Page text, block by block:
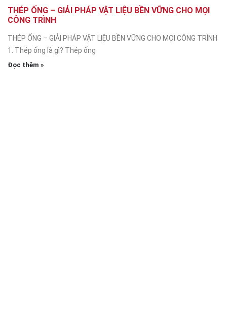
THÉP ỐNG – GIẢI PHÁP VẬT LIỆU BỀN VỮNG CHO MỌI
CÔNG TRÌNH
THÉP ỐNG – GIẢI PHÁP VẬT LIỆU BỀN VỮNG CHO MỌI CÔNG TRÌNH
1. Thép ống là gì? Thép ống
Đọc thêm »